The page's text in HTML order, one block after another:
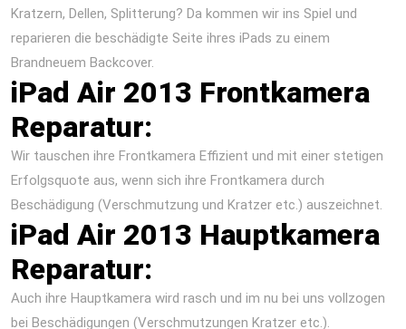
Kratzern, Dellen, Splitterung? Da kommen wir ins Spiel und
reparieren die beschädigte Seite ihres iPads zu einem
Brandneuem Backcover.
iPad Air 2013 Frontkamera
Reparatur:
Wir tauschen ihre Frontkamera Effizient und mit einer stetigen
Erfolgsquote aus, wenn sich ihre Frontkamera durch
Beschädigung (Verschmutzung und Kratzer etc.) auszeichnet.
iPad Air 2013 Hauptkamera
Reparatur:
Auch ihre Hauptkamera wird rasch und im nu bei uns vollzogen
bei Beschädigungen (Verschmutzungen Kratzer etc.).